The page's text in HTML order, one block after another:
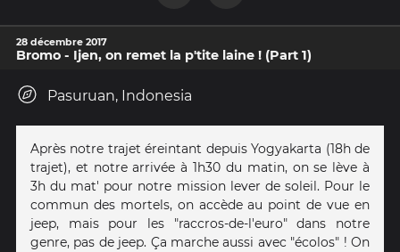
28 décembre 2017
Bromo - Ijen, on remet la p'tite laine ! (Part 1)
Pasuruan, Indonesia
Après notre trajet éreintant depuis Yogyakarta (18h de
trajet), et notre arrivée à 1h30 du matin, on se lève à
3h du mat' pour notre mission lever de soleil. Pour le
commun des mortels, on accède au point de vue en
jeep, mais pour les "raccros-de-l'euro" dans notre
genre, pas de jeep. Ça marche aussi avec "écolos" ! On